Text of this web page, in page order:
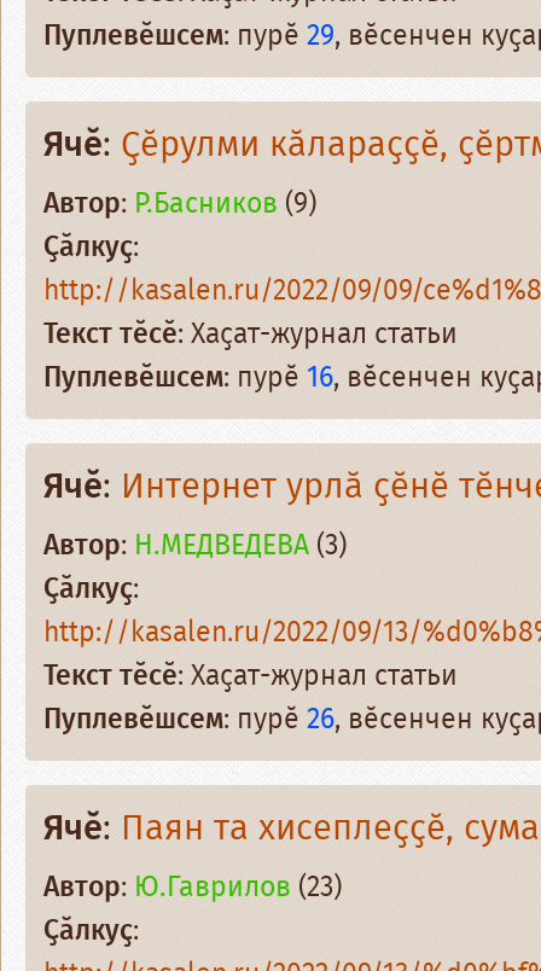
Пуплевӗшсем: пурӗ29, вӗсенчен
Ячӗ: Ҫӗрулми кӑлараҫҫӗ,
Автор: Р.Басников (9)
Ҫӑлкуҫ:
http://kasalen.ru/2022/09/09/
Текст тӗсӗ: Хаҫат-журнал статьи
Пуплевӗшсем: пурӗ 16, вӗсенчен
Ячӗ: Интернет урлӑ ҫӗнӗ
Автор: Н.МЕДВЕДЕВА(3)
Ҫӑлкуҫ:
http://kasalen.ru/2022/09/13/
Текст тӗсӗ: Хаҫат-журнал статьи
Пуплевӗшсем: пурӗ26, вӗсенчен
Ячӗ: Паян та хисеплеҫҫӗ,
Автор: Ю.Гаврилов (23)
Ҫӑлкуҫ: